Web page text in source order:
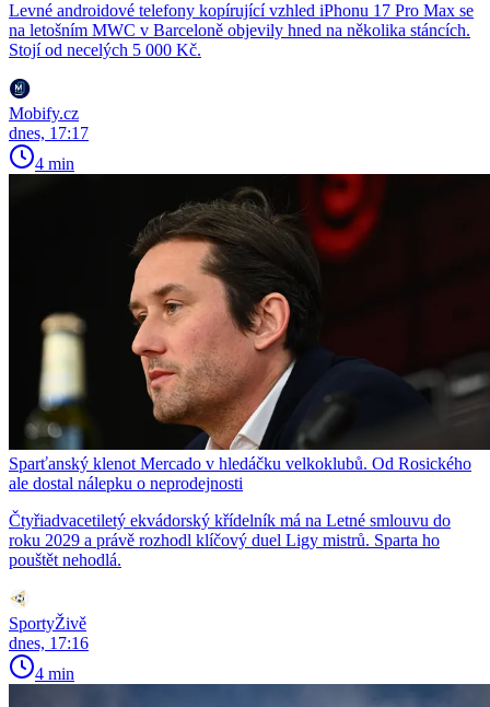
Levné androidové telefony kopírující vzhled iPhonu 17 Pro Max se
na letošním MWC v Barceloně objevily hned na několika stáncích.
Stojí od necelých 5 000 Kč.
Mobify.cz
dnes, 17:17
4 min
Sparťanský klenot Mercado v hledáčku velkoklubů. Od Rosického
ale dostal nálepku o neprodejnosti
Čtyřiadvacetiletý ekvádorský křídelník má na Letné smlouvu do
roku 2029 a právě rozhodl klíčový duel Ligy mistrů. Sparta ho
pouštět nehodlá.
SportyŽivě
dnes, 17:16
4 min